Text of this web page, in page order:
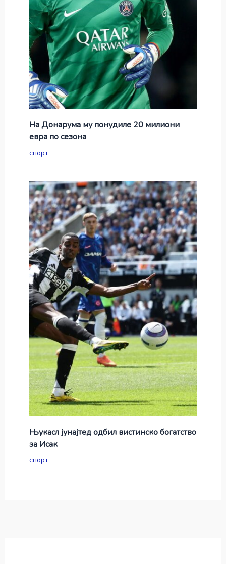
На Донарума му понудиле 20 милиони
евра по сезона
спорт
Њукасл јунајтед одбил вистинско богатство
за Исак
спорт